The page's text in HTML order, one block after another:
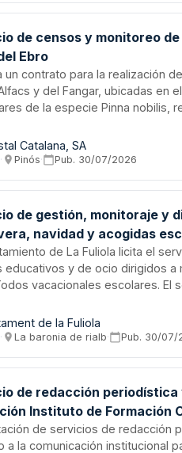
de censos y monitoreo
Ebro
un contrato para la realización
y del Fangar, ubicadas en
de la especie Pinna nobilis,
de extinción. La Conselleria
responsable de esta
Catalana, SA
· Pinós· Pub. 30/07/2026
de gestión, monitoraje y
navidad y acogidas
de La Fuliola licita el
educativos y de ocio dirigidos
vacacionales escolares. El
combinando actividades
La contratación se
de la Fuliola
· La baronia de rialb· Pub. 30/07/
de redacción
Instituto de Formación
de servicios de redacción
a la comunicación institucional